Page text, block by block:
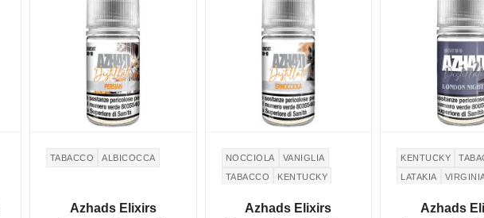
TABACCO ALBICOCCA
Azhads Elixirs
NOCCIOLA
VANIGLIA
TABACCO
KENTUCKY
Azhads Elixirs
KENTUCKY
LATAKIA
Azhads